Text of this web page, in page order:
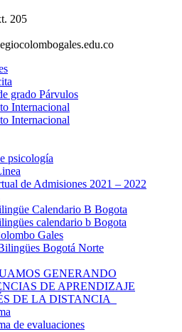
205
grado Párvulos
Internacional
Internacional
psicología
de Admisiones 2021 – 2022
Calendario B Bogota
calendario b Bogota
Gales
Bogotá Norte
GENERANDO
DE APRENDIZAJE
DE LA DISTANCIA
de evaluaciones